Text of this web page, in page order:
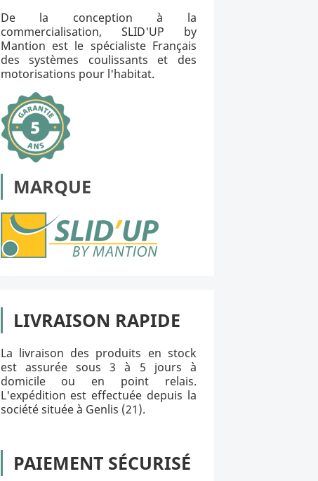
De la conception à la
commercialisation, SLID'UP by
Mantion est le spécialiste Français
des systèmes coulissants et des
motorisations pour l'habitat.
MARQUE
LIVRAISON RAPIDE
La livraison des produits en stock
est assurée sous 3 à 5 jours à
domicile ou en point relais.
L'expédition est effectuée depuis la
société située à Genlis (21).
PAIEMENT SÉCURISÉ